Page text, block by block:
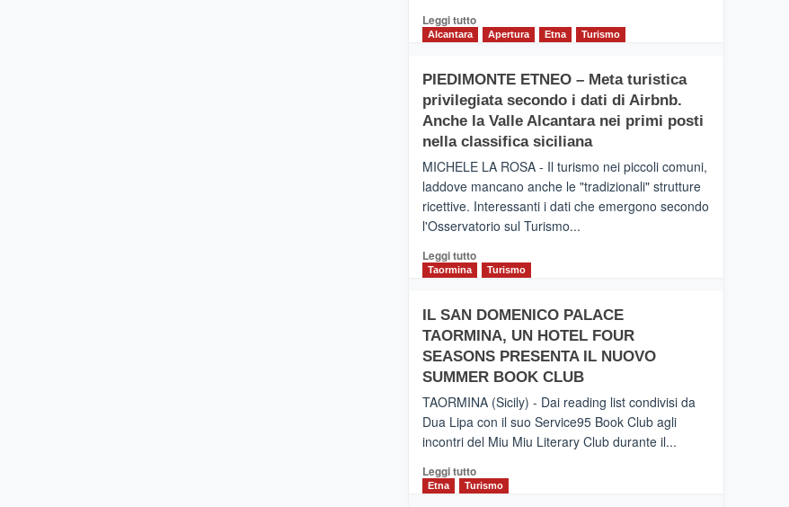
Leggi tuttoLeggi
CATANIA
–
Inaugurato
il
collegamento
tra
Catania
e
operato
da
Alcantara Apertura Etna Turismo
PIEDIMONTE ETNEO – Meta turistica
privilegiata secondo i dati di Airbnb.
Anche la Valle Alcantara nei primi posti
nella classifica siciliana
MICHELE LA ROSA - Il turismo nei piccoli comuni,
laddove mancano anche le "tradizionali" strutture
ricettive. Interessanti i dati che emergono secondo
l'Osservatorio sul Turismo...
Leggi tuttoLeggi
PIEDIMONTE
ETNEO
–
Meta
privilegiata
secondo
i
di
Airbnb.
Taormina Turismo
IL SAN DOMENICO PALACE
TAORMINA, UN HOTEL FOUR
SEASONS PRESENTA IL NUOVO
SUMMER BOOK CLUB
TAORMINA (Sicily) - Dai reading list condivisi da
Dua Lipa con il suo Service95 Book Club agli
incontri del Miu Miu Literary Club durante il...
Leggi tuttoLeggi
di
Etna Turismo